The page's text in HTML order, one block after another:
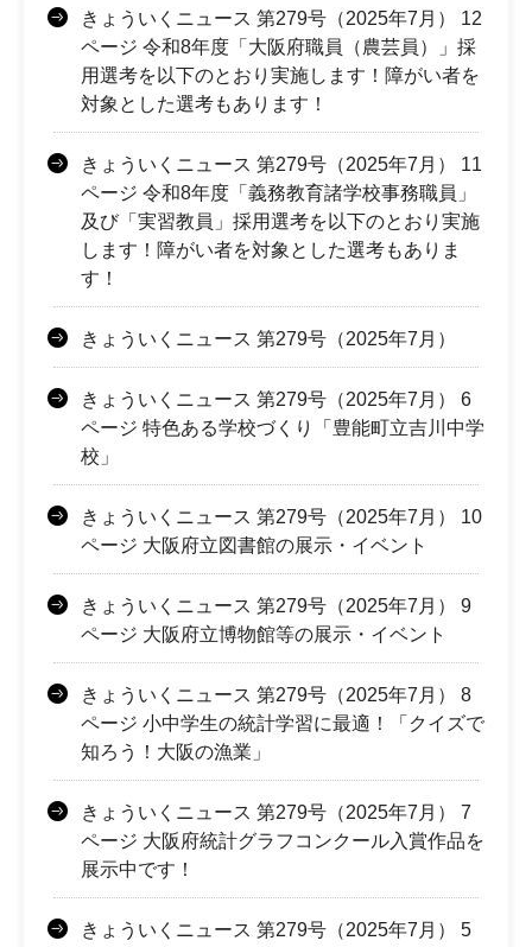
きょういくニュース 第279号（2025年7月） 12
ページ 令和8年度「大阪府職員（農芸員）」採
用選考を以下のとおり実施します！障がい者を
対象とした選考もあります！
きょういくニュース 第279号（2025年7月） 11
ページ 令和8年度「義務教育諸学校事務職員」
及び「実習教員」採用選考を以下のとおり実施
します！障がい者を対象とした選考もありま
す！
きょういくニュース 第279号（2025年7月）
きょういくニュース 第279号（2025年7月） 6
ページ 特色ある学校づくり「豊能町立吉川中学
校」
きょういくニュース 第279号（2025年7月） 10
ページ 大阪府立図書館の展示・イベント
きょういくニュース 第279号（2025年7月） 9
ページ 大阪府立博物館等の展示・イベント
きょういくニュース 第279号（2025年7月） 8
ページ 小中学生の統計学習に最適！「クイズで
知ろう！大阪の漁業」
きょういくニュース 第279号（2025年7月） 7
ページ 大阪府統計グラフコンクール入賞作品を
展示中です！
きょういくニュース 第279号（2025年7月） 5